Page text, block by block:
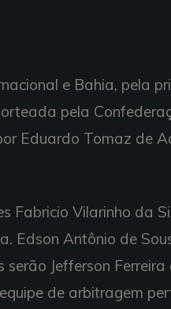
e Bahia, pela
pela
Eduardo Tomaz de
Fabricio Vilarinho da
Edson Antônio de
Jefferson
de arbitragem